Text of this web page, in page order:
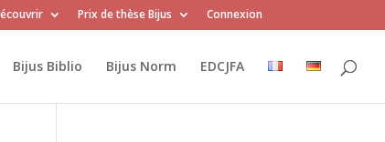
Prix de thèse Bijus Connexion
Bijus Biblio Bijus Norm EDCJFA